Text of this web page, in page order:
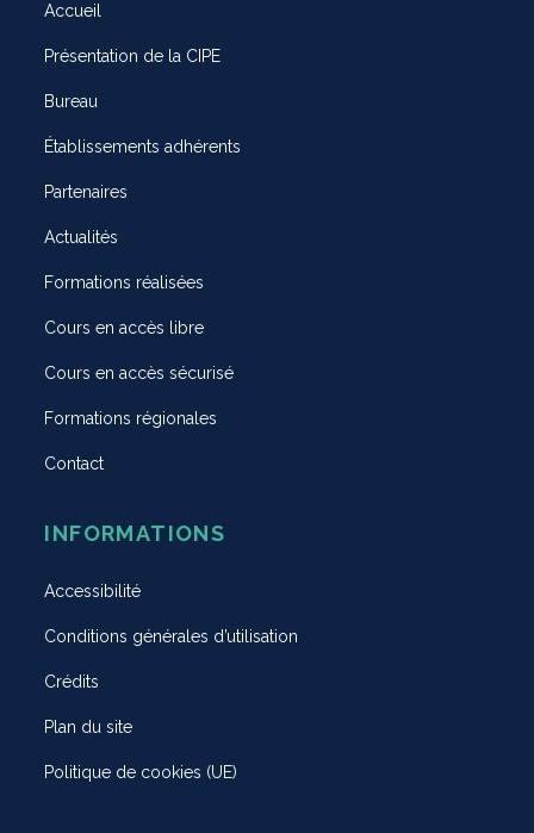
Accueil
Présentation de la CIPE
Bureau
Établissements adhérents
Partenaires
Actualités
Formations réalisées
Cours en accès libre
Cours en accès sécurisé
Formations régionales
Contact
INFORMATIONS
Accessibilité
Conditions générales d’utilisation
Crédits
Plan du site
Politique de cookies (UE)